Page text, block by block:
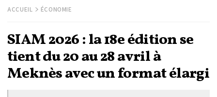
ACCUEIL ÉCONOMIE
SIAM 2026 : la 18e édition se
tient du 20 au 28 avril à
Meknès avec un format élargi